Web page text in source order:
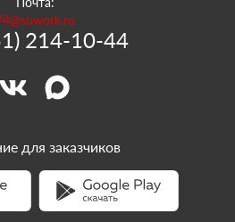
214-10-44
для заказчиков